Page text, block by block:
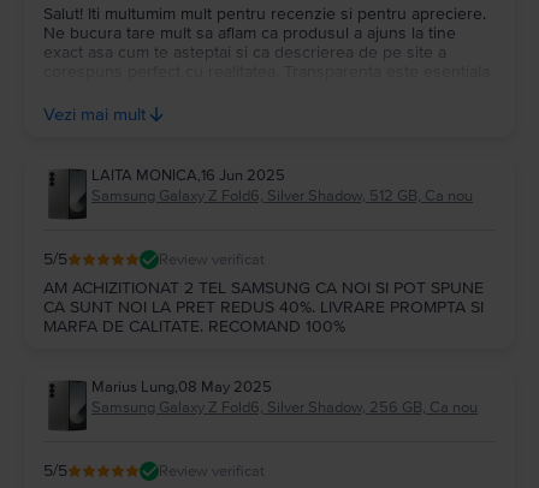
Salut! Iti multumim mult pentru recenzie si pentru apreciere.
Ne bucura tare mult sa aflam ca produsul a ajuns la tine
exact asa cum te asteptai si ca descrierea de pe site a
facem treaba bine. 💚 Sa il folosesti cu maxima placere in
Vezi mai mult
LAITA MONICA,16 Jun 2025
Samsung Galaxy Z Fold6, Silver Shadow, 512 GB, Ca nou
5/5 Review verificat
AM ACHIZITIONAT 2 TEL SAMSUNG CA NOI SI POT SPUNE
CA SUNT NOI LA PRET REDUS 40%. LIVRARE PROMPTA SI
MARFA DE CALITATE. RECOMAND 100%
Marius Lung,08 May 2025
Samsung Galaxy Z Fold6, Silver Shadow, 256 GB, Ca nou
5/5 Review verificat